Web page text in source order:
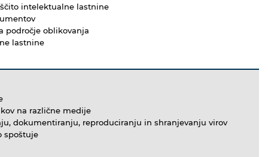
intelektualne lastnine
področje oblikovanja
lastnine
na različne medije
dokumentiranju, reproduciranju in shranjevanju virov
spoštuje